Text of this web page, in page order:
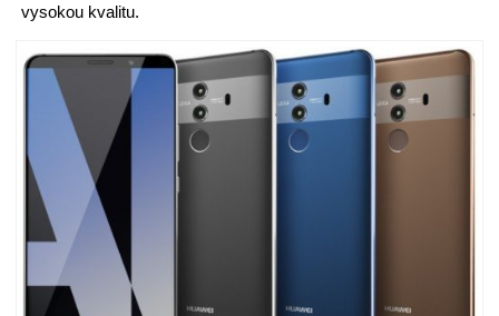
vysokou kvalitu.